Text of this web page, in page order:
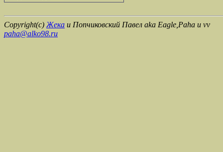
Copyright(c) Жека и Попчиковский Павел aka Eagle,Paha и vv
paha@alko98.ru